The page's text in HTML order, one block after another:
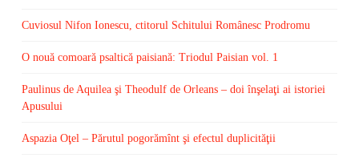
Cuviosul Nifon Ionescu, ctitorul Schitului Românesc Prodromu
O nouă comoară psaltică paisiană: Triodul Paisian vol. 1
Paulinus de Aquilea şi Theodulf de Orleans – doi înşelaţi ai istoriei
Apusului
Aspazia Oţel – Părutul pogorămînt şi efectul duplicităţii